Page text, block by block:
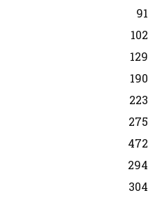
91
102
129
190
223
275
472
294
304